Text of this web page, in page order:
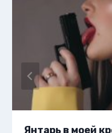
Янтарь в моей